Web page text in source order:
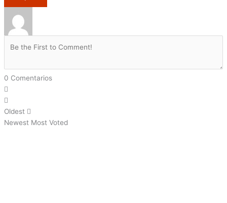
0 Comentarios
Oldest
Newest Most Voted